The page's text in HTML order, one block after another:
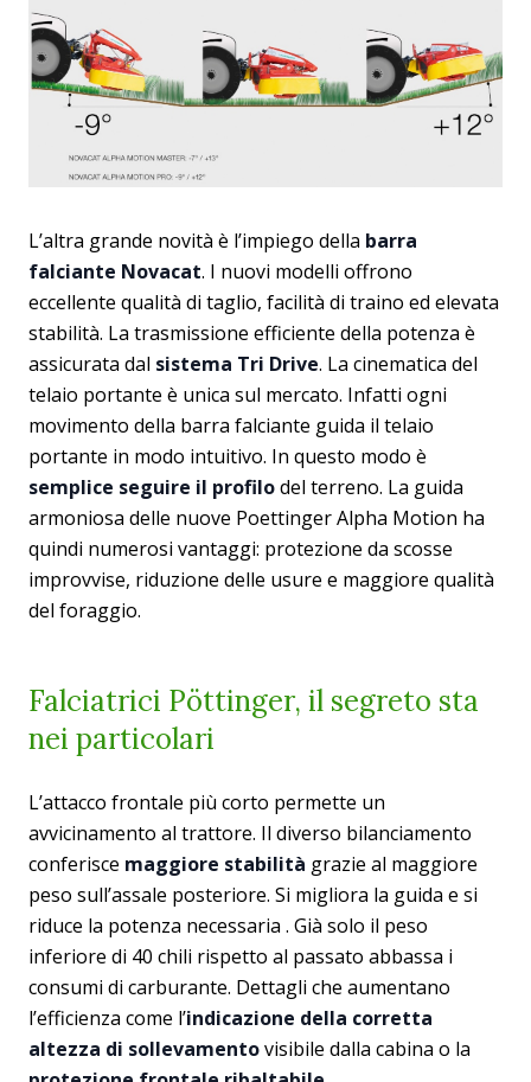
L’altra grande novità è l’impiego della barra
falciante Novacat. I nuovi modelli offrono
eccellente qualità di taglio, facilità di traino ed elevata
stabilità. La trasmissione efficiente della potenza è
assicurata dal sistema Tri Drive. La cinematica del
telaio portante è unica sul mercato. Infatti ogni
movimento della barra falciante guida il telaio
portante in modo intuitivo. In questo modo è
semplice seguire il profilodel terreno. La guida
armoniosa delle nuove Poettinger Alpha Motion ha
quindi numerosi vantaggi: protezione da scosse
improvvise, riduzione delle usure e maggiore qualità
del foraggio.
Falciatrici Pöttinger, il segreto sta
nei particolari
L’attacco frontale più corto permette un
avvicinamento al trattore. Il diverso bilanciamento
conferisce maggiore stabilità grazie al maggiore
peso sull’assale posteriore. Si migliora la guida e si
riduce la potenza necessaria . Già solo il peso
inferiore di 40 chili rispetto al passato abbassa i
consumi di carburante. Dettagli che aumentano
l’efficienza come l’indicazione della corretta
altezza di sollevamentovisibile dalla cabina o la